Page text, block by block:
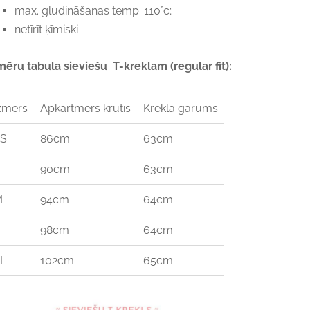
max. gludināšanas temp. 110°c;
netīrīt ķīmiski
tabula sieviešu T-kreklam (regular fit):
Apkārtmērs krūtīs Krekla garums
86cm 63cm
90cm 63cm
94cm 64cm
98cm 64cm
102cm 65cm